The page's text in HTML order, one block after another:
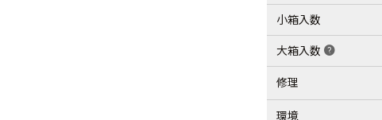
小箱入数
大箱入数 help
修理
環境